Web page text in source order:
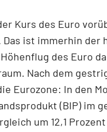
Kurs des Euro
ist immerhin der
des Euro
Nach dem
Eurozone: In den
(BIP) im
um 12,1